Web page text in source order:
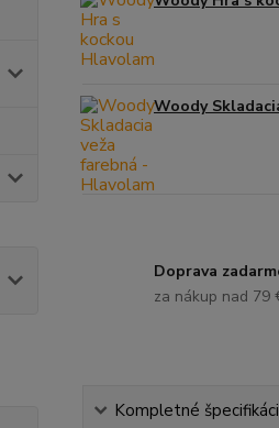
Woody
Doprava
za nákup nad 79
Kompletné